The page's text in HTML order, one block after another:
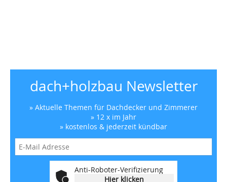
dach+holzbau Newsletter
» Aktuelle Themen für Dachdecker und Zimmerer
» 12 x im Jahr
» kostenlos & jederzeit kündbar
Anti-Roboter-Verifizierung
Hier klicken